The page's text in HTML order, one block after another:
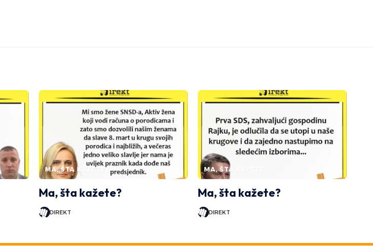
MA, ŠTA KAŽETE
Ma, šta kažete?
DIREKT
MA, ŠTA KAŽETE
Ma, šta kažete?
DIREKT